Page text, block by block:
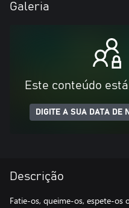
Galeria
Este conteúdo
DIGITE A SUA DATA DE
Descrição
Fatie-os, queime-os, espete-